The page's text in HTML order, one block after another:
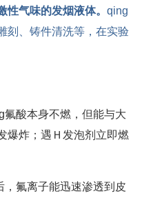
性气味的发烟液体。qing
刻、铸件清洗等，在实验
氟酸本身不燃，但能与大
爆炸；遇Ｈ发泡剂立即燃
氟离子能迅速渗透到皮